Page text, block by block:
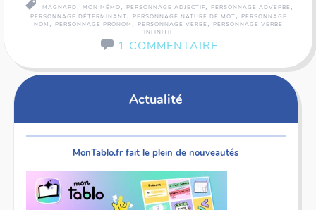
MAGNARD, MON MÉMO, PERSONNAGE ADJECTIF, PERSONNAGE ADVERBE ,
PERSONNAGE DÉTERMINANT, PERSONNAGE NATURE DE MOT, PERSONNAGE
NOM , PERSONNAGE PRONOM , PERSONNAGE VERBE , PERSONNAGE VERBE
INFINITIF
1 COMMENTAIRE
Actualité
MonTablo.fr fait le plein de nouveautés